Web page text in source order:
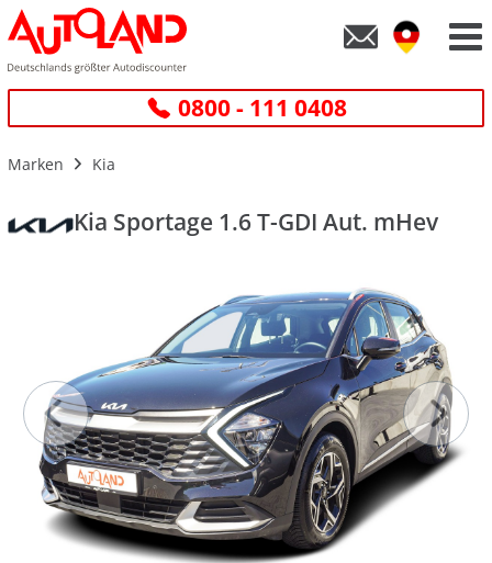
0800 - 111 0408
Marken Kia
Kia Sportage 1.6 T-GDI Aut. mHev